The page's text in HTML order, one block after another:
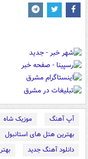
آپ آهنگ موزیک شاه
بهترین هتل های استانبول
دانلود آهنگ جدید